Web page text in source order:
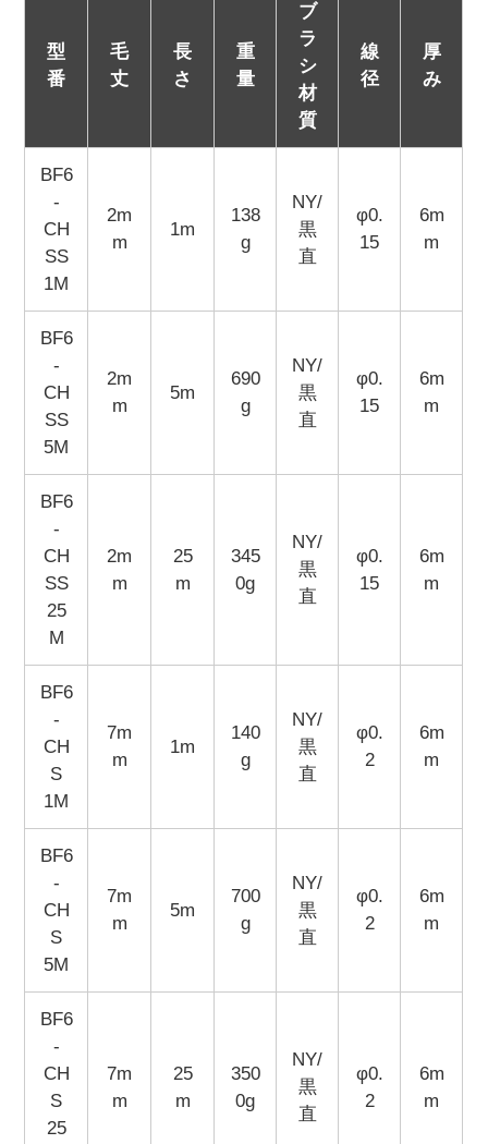
型
番
毛
丈
長
さ
重
量
ブ
ラ
シ
材
質
線
径
厚
み
BF6
-
CH
SS
1M
2m
m
1m
138
g
NY/
黒
直
φ0.
15
6m
m
BF6
-
CH
SS
5M
2m
m
5m
690
g
NY/
黒
直
φ0.
15
6m
m
BF6
-
CH
SS
25
M
2m
m
25
m
345
0g
NY/
黒
直
φ0.
15
6m
m
BF6
-
CH
S
1M
7m
m
1m
140
g
NY/
黒
直
φ0.
2
6m
m
BF6
-
CH
S
5M
7m
m
5m
700
g
NY/
黒
直
φ0.
2
6m
m
BF6
-
CH
S
25
7m
m
25
m
350
0g
NY/
黒
直
φ0.
2
6m
m